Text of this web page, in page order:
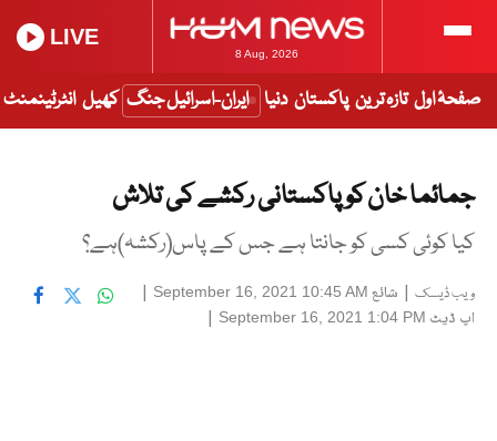
8 Aug, 2026
LIVE
صفحۂ اول تازہ ترین پاکستان دنیا ایران-اسرائیل جنگ کھیل انٹرٹینمنٹ
جمائما خان کو پاکستانی رکشے کی تلاش
کیا کوئی کسی کو جانتا ہے جس کے پاس(رکشہ)ہے؟
ویب ڈیسک | شائع September 16, 2021 10:45 AM
|
اپ ڈیٹ September 16, 2021 1:04 PM
|